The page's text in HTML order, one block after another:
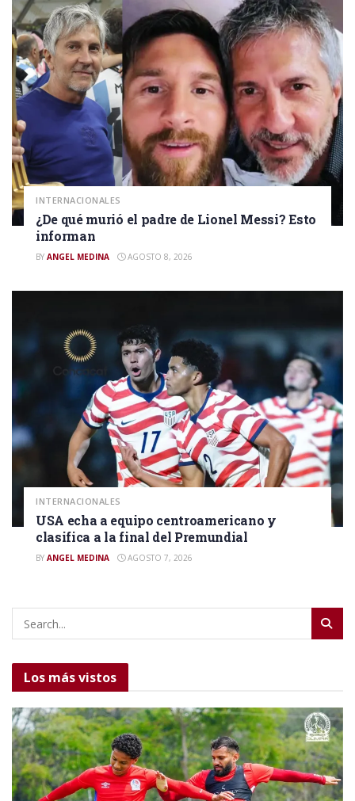
INTERNACIONALES
¿De qué murió el padre de Lionel Messi? Esto
informan
BY ANGEL MEDINA AGOSTO 8, 2026
INTERNACIONALES
USA echa a equipo centroamericano y
clasifica a la final del Premundial
BY ANGEL MEDINA AGOSTO 7, 2026
Los más vistos